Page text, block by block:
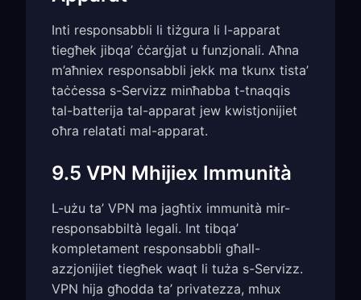
Inti responsabbli li tiżgura li l-apparat
tiegħek jibqa’ ċċarġjat u funzjonali. Aħna
m’aħniex responsabbli jekk ma tkunx tista’
taċċessa s-Servizz minħabba t-tnaqqis
tal-batterija tal-apparat jew kwistjonijiet
oħra relatati mal-apparat.
9.5 VPN Mhijiex Immunità
L-użu ta’ VPN ma jagħtix immunità mir-
responsabbiltà legali. Int tibqa’
kompletament responsabbli għall-
azzjonijiet tiegħek waqt li tuża s-Servizz.
VPN hija għodda ta’ privatezza, mhux